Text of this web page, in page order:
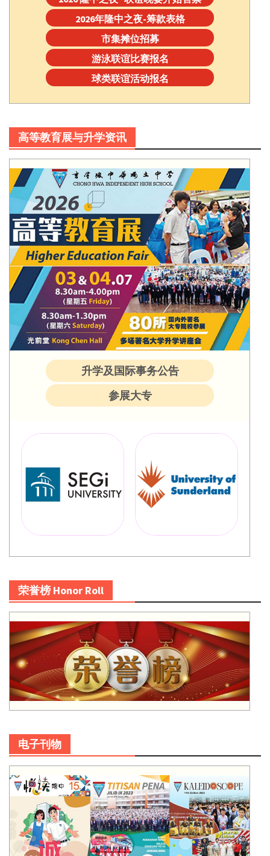
2026年隆中之夜-筹款表格
市集摊位招募
游泳联谊比赛报名
球类联谊活动报名
高等教育展与升学资讯
升学及国际事务公告
参展大专
荣誉榜 Honor Roll
电子刊物